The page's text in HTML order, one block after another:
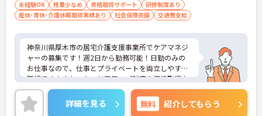
未経験OK 残業少なめ 資格取得サポート
研修制度あり
産休･育休･介護休暇取得実績あり
社会保険完備 交通費支給
神奈川県厚木市の居宅介護支援事業所でケアマネジ
ャーの募集です！週2日から勤務可能！日勤のみの
お仕事なので、仕事とプライベートを両立しやすい
職場です♪また、キャリアアップ制度や資格取得支
援制度などがあり、働きながらスキルアップを目指
せます！ご興味のある方は、面接ポイントをお伝え
しますので、お気軽にご連絡ください。
詳細を見る 無料 紹介してもらう